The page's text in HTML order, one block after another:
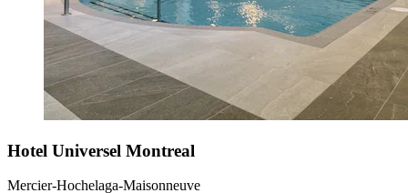
Hotel Universel Montreal
Mercier-Hochelaga-Maisonneuve